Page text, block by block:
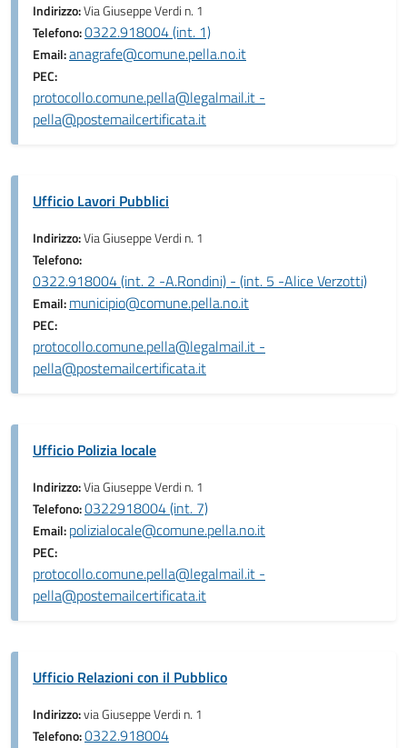
Indirizzo:Via Giuseppe Verdi n. 1
Telefono:0322.918004 (int. 1)
Email:anagrafe@comune.pella.no.it
PEC:
protocollo.comune.pella@legalmail.it -
pella@postemailcertificata.it
Ufficio Lavori Pubblici
Indirizzo:Via Giuseppe Verdi n. 1
Telefono:
0322.918004 (int. 2 -A.Rondini) - (int. 5 -Alice Verzotti)
Email:municipio@comune.pella.no.it
PEC:
protocollo.comune.pella@legalmail.it -
pella@postemailcertificata.it
Ufficio Polizia locale
Indirizzo:Via Giuseppe Verdi n. 1
Telefono:0322918004 (int. 7)
Email:polizialocale@comune.pella.no.it
PEC:
protocollo.comune.pella@legalmail.it -
pella@postemailcertificata.it
Ufficio Relazioni con il Pubblico
Indirizzo:via Giuseppe Verdi n. 1
Telefono:0322.918004